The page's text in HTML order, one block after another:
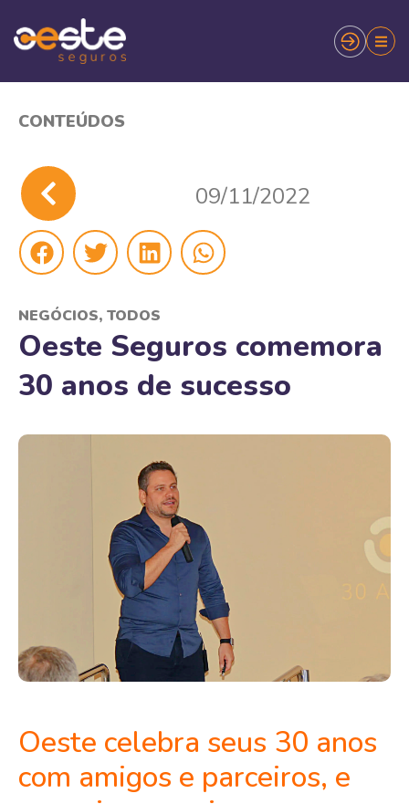
CONTEÚDOS
09/11/2022
NEGÓCIOS, TODOS
Oeste Seguros comemora
30 anos de sucesso
Oeste celebra seus 30 anos
com amigos e parceiros, e